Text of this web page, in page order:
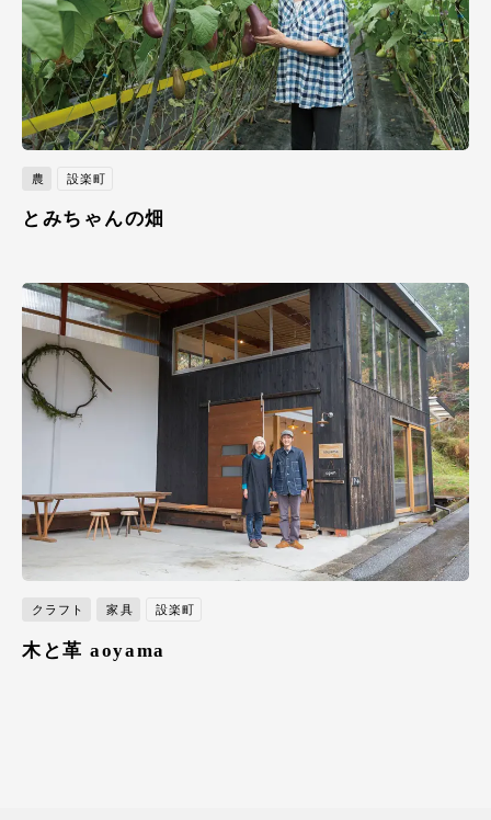
農 設楽町
とみちゃんの畑
クラフト 家具 設楽町
木と革 aoyama